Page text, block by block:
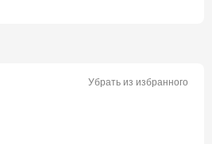
Убрать из избранного